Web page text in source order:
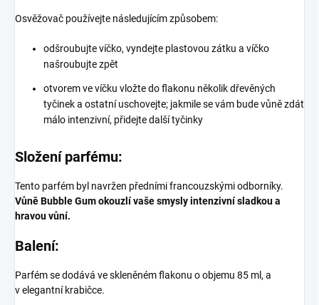
Osvěžovač používejte následujícím způsobem:
odšroubujte víčko, vyndejte plastovou zátku a víčko
našroubujte zpět
otvorem ve víčku vložte do flakonu několik dřevěných
tyčinek a ostatní uschovejte; jakmile se vám bude vůně zdát
málo intenzivní, přidejte další tyčinky
Složení parfému:
Tento parfém byl navržen předními francouzskými odborníky.
Vůně Bubble Gum okouzlí vaše smysly intenzivní sladkou a
hravou vůní.
Balení:
Parfém se dodává ve skleněném flakonu o objemu 85 ml, a
v elegantní krabičce.